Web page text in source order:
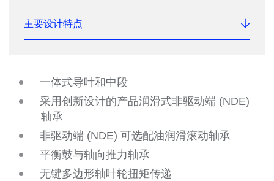
主要设计特点
一体式导叶和中段
采用创新设计的产品润滑式非驱动端 (NDE)
轴承
非驱动端 (NDE) 可选配油润滑滚动轴承
平衡鼓与轴向推力轴承
无键多边形轴叶轮扭矩传递